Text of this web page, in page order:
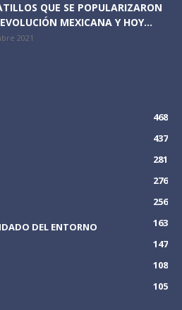
QUE SE POPULARIZARON
MEXICANA Y HOY...
2021
468
437
281
276
256
DEL ENTORNO
163
147
108
105